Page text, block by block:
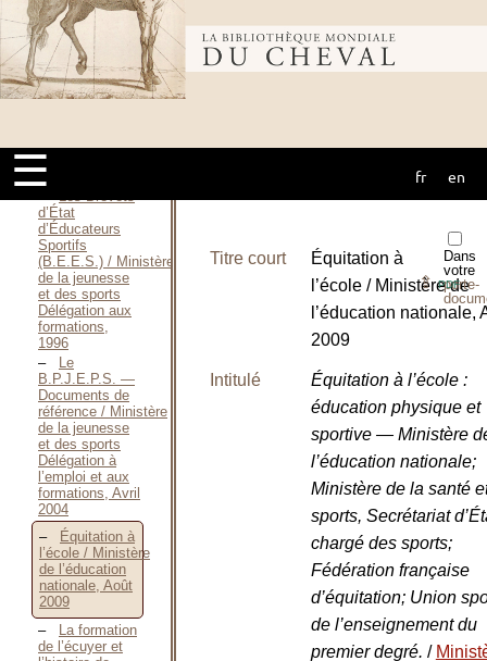
Bibliothèque
mondiale du
cheval
☰ fr en
degré — Option
: Concours
complet / FONTAINE
François, 1988
Cahier de
formation de
l’équitation / FORCE
Jean-Luc, 2001
d’État
d’Éducateurs
Sportifs
(B.E.E.S.) / Ministère
de la jeunesse
et des sports
Délégation aux
formations,
1996
Le
B.P.J.E.P.S. —
Documents de
référence / Ministère
de la jeunesse
et des sports
Délégation à
l’emploi et aux
formations, Avril
2004
Équitation à
l’école / Ministère
de l’éducation
nationale, Août
2009
La formation
de l’écuyer et
Dans
votre
porte-
⇪PDF
Titre court
Équitation à
l’école / Ministère de
l’éducation nationale,
2009
Intitulé
Équitation à l’école :
éducation physique et
sportive — Ministère
l’éducation nationale;
Ministère de la santé
sports, Secrétariat
chargé des sports;
Fédération française
d’équitation; Union
de l’enseignement du
premier degré. /